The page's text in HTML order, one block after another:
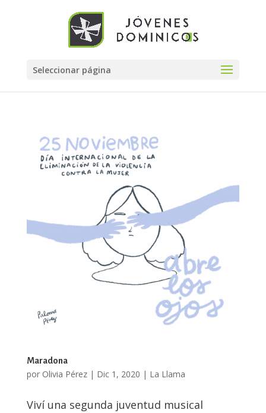
Seleccionar página
Maradona
por Olivia Pérez| Dic 1, 2020 | La Llama
Viví una segunda juventud musical